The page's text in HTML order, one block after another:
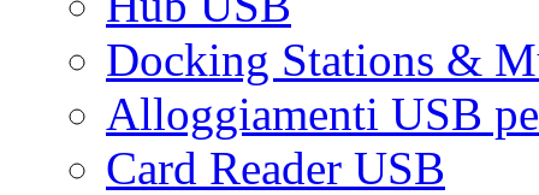
Docking Stations &
Alloggiamenti USB
Card Reader USB